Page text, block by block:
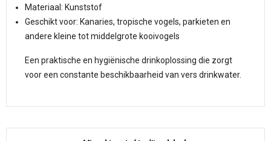
Materiaal: Kunststof
Geschikt voor: Kanaries, tropische vogels, parkieten en
andere kleine tot middelgrote kooivogels
Een praktische en hygiënische drinkoplossing die zorgt
voor een constante beschikbaarheid van vers drinkwater.